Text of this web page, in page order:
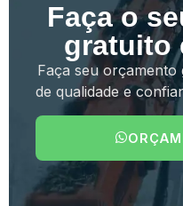
Faça o
gratuito
Faça seu
de qualidade e